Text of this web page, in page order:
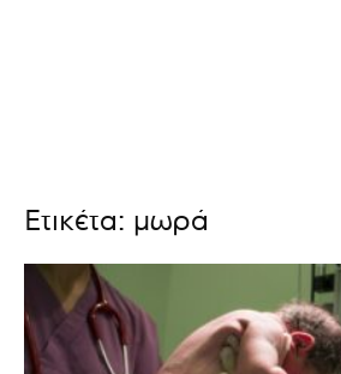
Ετικέτα: μωρά